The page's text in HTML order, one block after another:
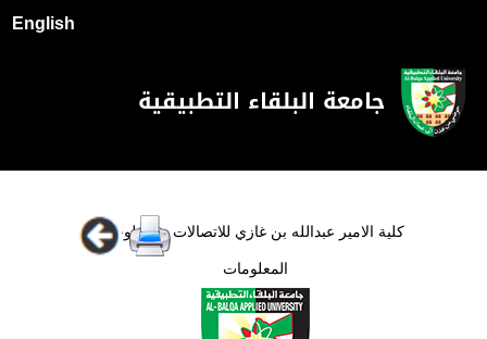
English
جامعة البلقاء التطبيقية
كلية الامير عبدالله بن غازي للاتصالات وتكنولوجيا
المعلومات